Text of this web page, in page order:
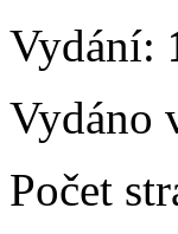
Vydání:
Vydáno
Počet